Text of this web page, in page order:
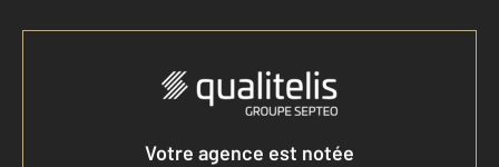
Votre agence est notée